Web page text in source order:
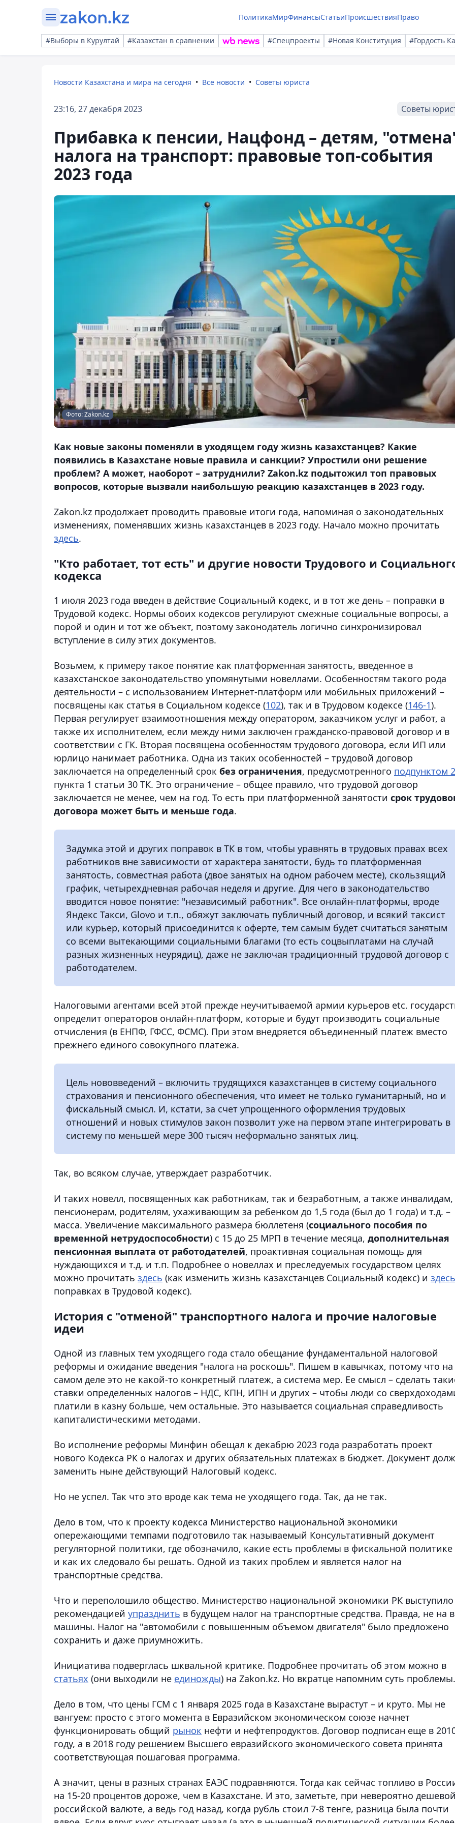
ПолитикаМирФинансыСтатьиПроисшествияПраво
#Выборы в Курултай #Казахстан в сравнении #Спецпроекты #Новая Конституция #Гордость
Новости Казахстана и мира на сегодня Все новости Советы юриста
23:16, 27 декабря 2023 Советы
Прибавка к пенсии, Нацфонд – детям,
налога на транспорт: правовые топ-события
2023 года
Фото: Zakon.kz
Как новые законы поменяли в уходящем году жизнь казахстанцев? Какие
появились в Казахстане новые правила и санкции? Упростили они решение
проблем? А может, наоборот – затруднили? Zakon.kz подытожил топ правовых
вопросов, которые вызвали наибольшую реакцию казахстанцев в 2023 году.
Zakon.kz продолжает проводить правовые итоги года, напоминая о законодательных
изменениях, поменявших жизнь казахстанцев в 2023 году. Начало можно прочитать
здесь.
"Кто работает, тот есть" и другие новости Трудового и
кодекса
1 июля 2023 года введен в действие Социальный кодекс, и в тот же день – поправки в
Трудовой кодекс. Нормы обоих кодексов регулируют смежные социальные вопросы, а
порой и один и тот же объект, поэтому законодатель логично синхронизировал
вступление в силу этих документов.
Возьмем, к примеру такое понятие как платформенная занятость, введенное в
казахстанское законодательство упомянутыми новеллами. Особенностям такого рода
деятельности – с использованием Интернет-платформ или мобильных приложений –
посвящены как статья в Социальном кодексе (102), так и в Трудовом кодексе (146-1).
Первая регулирует взаимоотношения между оператором, заказчиком услуг и работ, а
также их исполнителем, если между ними заключен гражданско-правовой договор и в
соответствии с ГК. Вторая посвящена особенностям трудового договора, если ИП или
юрлицо нанимает работника. Одна из таких особенностей – трудовой договор
заключается на определенный срок без ограничения, предусмотренного подпунктом
пункта 1 статьи 30 ТК. Это ограничение – общее правило, что трудовой договор
заключается не менее, чем на год. То есть при платформенной занятости срок
договора может быть и меньше года.
Задумка этой и других поправок в ТК в том, чтобы уравнять в трудовых правах всех
работников вне зависимости от характера занятости, будь то платформенная
занятость, совместная работа (двое занятых на одном рабочем месте), скользящий
график, четырехдневная рабочая неделя и другие. Для чего в законодательство
вводится новое понятие: "независимый работник". Все онлайн-платформы, вроде
Яндекс Такси, Glovo и т.п., обяжут заключать публичный договор, и всякий таксист
или курьер, который присоединится к оферте, тем самым будет считаться занятым
со всеми вытекающими социальными благами (то есть соцвыплатами на случай
разных жизненных неурядиц), даже не заключая традиционный трудовой договор с
работодателем.
Налоговыми агентами всей этой прежде неучитываемой армии курьеров etc.
определит операторов онлайн-платформ, которые и будут производить социальные
отчисления (в ЕНПФ, ГФСС, ФСМС). При этом внедряется объединенный платеж вместо
прежнего единого совокупного платежа.
Цель нововведений – включить трудящихся казахстанцев в систему социального
страхования и пенсионного обеспечения, что имеет не только гуманитарный, но и
фискальный смысл. И, кстати, за счет упрощенного оформления трудовых
отношений и новых стимулов закон позволит уже на первом этапе интегрировать в
систему по меньшей мере 300 тысяч неформально занятых лиц.
Так, во всяком случае, утверждает разработчик.
И таких новелл, посвященных как работникам, так и безработным, а также инвалидам,
пенсионерам, родителям, ухаживающим за ребенком до 1,5 года (был до 1 года) и т.д. –
масса. Увеличение максимального размера бюллетеня (социального пособия по
временной нетрудоспособности) с 15 до 25 МРП в течение месяца, дополнительная
пенсионная выплата от работодателей, проактивная социальная помощь для
нуждающихся и т.д. и т.п. Подробнее о новеллах и преследуемых государством целях
можно прочитать здесь (как изменить жизнь казахстанцев Социальный кодекс) и здесь
поправках в Трудовой кодекс).
История с "отменой" транспортного налога и прочие налоговые
идеи
Одной из главных тем уходящего года стало обещание фундаментальной налоговой
реформы и ожидание введения "налога на роскошь". Пишем в кавычках, потому что на
самом деле это не какой-то конкретный платеж, а система мер. Ее смысл – сделать
ставки определенных налогов – НДС, КПН, ИПН и других – чтобы люди со
платили в казну больше, чем остальные. Это называется социальная справедливость
капиталистическими методами.
Во исполнение реформы Минфин обещал к декабрю 2023 года разработать проект
нового Кодекса РК о налогах и других обязательных платежах в бюджет. Документ
заменить ныне действующий Налоговый кодекс.
Но не успел. Так что это вроде как тема не уходящего года. Так, да не так.
Дело в том, что к проекту кодекса Министерство национальной экономики
опережающими темпами подготовило так называемый Консультативный документ
регуляторной политики, где обозначило, какие есть проблемы в фискальной
и как их следовало бы решать. Одной из таких проблем и является налог на
транспортные средства.
Что и переполошило общество. Министерство национальной экономики РК выступило
рекомендацией упразднить в будущем налог на транспортные средства. Правда, не на
машины. Налог на "автомобили с повышенным объемом двигателя" было предложено
сохранить и даже приумножить.
Инициатива подверглась шквальной критике. Подробнее прочитать об этом можно в
статьях (они выходили не единожды) на Zakon.kz. Но вкратце напомним суть проблемы.
Дело в том, что цены ГСМ с 1 января 2025 года в Казахстане вырастут – и круто. Мы не
вангуем: просто с этого момента в Евразийском экономическом союзе начнет
функционировать общий рынок нефти и нефтепродуктов. Договор подписан еще в
году, а в 2018 году решением Высшего евразийского экономического совета принята
соответствующая пошаговая программа.
А значит, цены в разных странах ЕАЭС подравняются. Тогда как сейчас топливо в
на 15-20 процентов дороже, чем в Казахстане. И это, заметьте, при невероятно
российской валюте, а ведь год назад, когда рубль стоил 7-8 тенге, разница была почти